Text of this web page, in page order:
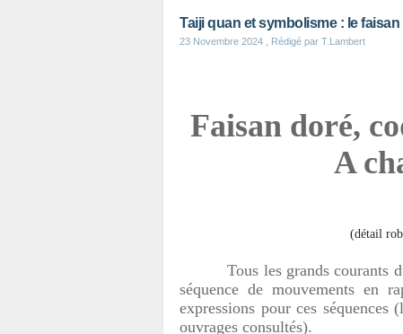
Taiji quan et symbolisme : le
23 Novembre 2024 , Rédigé par T.Lambert
Faisan doré,
A
(détail
Tous les grands courants
séquence de mouvements en
expressions pour ces séquences
ouvrages consultés).